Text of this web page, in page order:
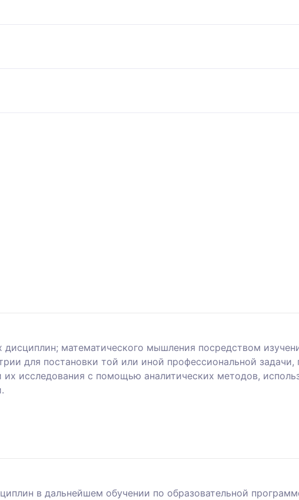
дисциплин; математического мышления посредством
для постановки той или иной профессиональной задачи,
исследования с помощью аналитических методов,
в дальнейшем обучении по образовательной